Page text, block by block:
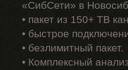
«СибСети» в
• пакет из 150+ ТВ
• быстрое
• безлимитный пакет.
• Комплексный